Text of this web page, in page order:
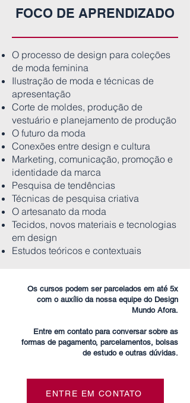
FOCO DE APRENDIZADO
O processo de design para coleções
de moda feminina
Ilustração de moda e técnicas de
apresentação
Corte de moldes, produção de
vestuário e planejamento de produção
O futuro da moda
Conexões entre design e cultura
Marketing, comunicação, promoção e
identidade da marca
Pesquisa de tendências
Técnicas de pesquisa criativa
O artesanato da moda
Tecidos, novos materiais e tecnologias
em design
Estudos teóricos e contextuais
Os cursos podem ser parcelados em até 5x
com o auxílio da nossa equipe do Design
Mundo Afora.
Entre em contato para conversar sobre as
formas de pagamento, parcelamentos, bolsas
de estudo e outras dúvidas.
ENTRE EM CONTATO